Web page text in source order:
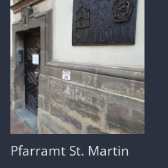
Pfarramt St. Martin